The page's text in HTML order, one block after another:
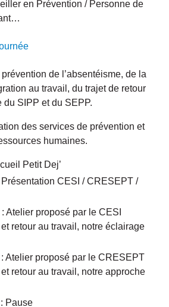
en Prévention / Personne de
de l’absentéisme, de la
au travail, du trajet de retour
du SIPP et du SEPP.
des services de prévention et
humaines.
Petit Dej’
CESI / CRESEPT /
Atelier proposé par le CESI
retour au travail, notre éclairage
Atelier proposé par le CRESEPT
retour au travail, notre approche
Pause